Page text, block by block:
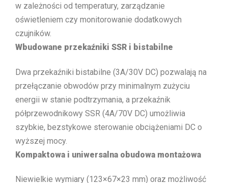
w zależności od temperatury, zarządzanie
oświetleniem czy monitorowanie dodatkowych
czujników.
Wbudowane przekaźniki SSR i bistabilne
Dwa przekaźniki bistabilne (3A/30V DC) pozwalają na
przełączanie obwodów przy minimalnym zużyciu
energii w stanie podtrzymania, a przekaźnik
półprzewodnikowy SSR (4A/70V DC) umożliwia
szybkie, bezstykowe sterowanie obciążeniami DC o
wyższej mocy.
Kompaktowa i uniwersalna obudowa montażowa
Niewielkie wymiary (123×67×23 mm) oraz możliwość